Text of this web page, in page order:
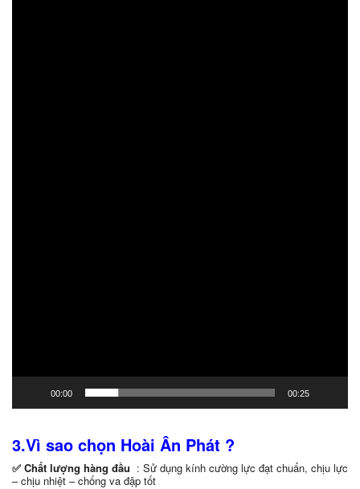
00:00 00:25
3.Vì sao chọn Hoài Ân Phát ?
✅ Chất lượng hàng đầu : Sử dụng kính cường lực đạt chuẩn, chịu lực
– chịu nhiệt – chống va đập tốt